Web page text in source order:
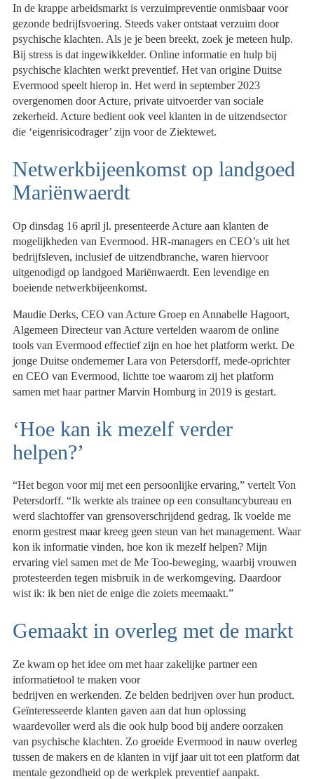
In de krappe arbeidsmarkt is verzuimpreventie onmisbaar voor
gezonde bedrijfsvoering. Steeds vaker ontstaat verzuim door
psychische klachten. Als je je been breekt, zoek je meteen hulp.
Bij stress is dat ingewikkelder. Online informatie en hulp bij
psychische klachten werkt preventief. Het van origine Duitse
Evermood speelt hierop in. Het werd in september 2023
overgenomen door Acture, private uitvoerder van sociale
zekerheid. Acture bedient ook veel klanten in de uitzendsector
die ‘eigenrisicodrager’ zijn voor de Ziektewet.
Netwerkbijeenkomst op landgoed
Mariënwaerdt
Op dinsdag 16 april jl. presenteerde Acture aan klanten de
mogelijkheden van Evermood. HR-managers en CEO’s uit het
bedrijfsleven, inclusief de uitzendbranche, waren hiervoor
uitgenodigd op landgoed Mariënwaerdt. Een levendige en
boeiende netwerkbijeenkomst.
Maudie Derks, CEO van Acture Groep en Annabelle Hagoort,
Algemeen Directeur van Acture vertelden waarom de online
tools van Evermood effectief zijn en hoe het platform werkt. De
jonge Duitse ondernemer Lara von Petersdorff, mede-oprichter
en CEO van Evermood, lichtte toe waarom zij het platform
samen met haar partner Marvin Homburg in 2019 is gestart.
‘Hoe kan ik mezelf verder
helpen?’
“Het begon voor mij met een persoonlijke ervaring,” vertelt Von
Petersdorff. “Ik werkte als trainee op een consultancybureau en
werd slachtoffer van grensoverschrijdend gedrag. Ik voelde me
enorm gestrest maar kreeg geen steun van het management. Waar
kon ik informatie vinden, hoe kon ik mezelf helpen? Mijn
ervaring viel samen met de Me Too-beweging, waarbij vrouwen
protesteerden tegen misbruik in de werkomgeving. Daardoor
wist ik: ik ben niet de enige die zoiets meemaakt.”
Gemaakt in overleg met de markt
Ze kwam op het idee om met haar zakelijke partner een
informatietool te maken voor
bedrijven en werkenden. Ze belden bedrijven over hun product.
Geïnteresseerde klanten gaven aan dat hun oplossing
waardevoller werd als die ook hulp bood bij andere oorzaken
van psychische klachten. Zo groeide Evermood in nauw overleg
tussen de makers en de klanten in vijf jaar uit tot een platform dat
mentale gezondheid op de werkplek preventief aanpakt.